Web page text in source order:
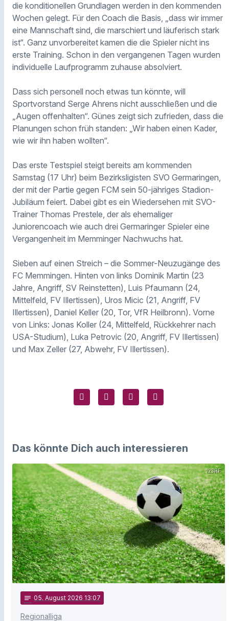
die konditionellen Grundlagen werden in den kommenden
Wochen gelegt. Für den Coach die Basis, „dass wir immer
eine Mannschaft sind, die marschiert und läuferisch stark
ist“. Ganz unvorbereitet kamen die die Spieler nicht ins
erste Training. Schon in den vergangenen Tagen wurden
individuelle Laufprogramm zuhause absolviert.
Dass sich personell noch etwas tun könnte, will
Sportvorstand Serge Ahrens nicht ausschließen und die
„Augen offenhalten“. Günes zeigt sich zufrieden, dass die
Planungen schon früh standen: „Wir haben einen Kader,
wie wir ihn haben wollten“.
Das erste Testspiel steigt bereits am kommenden
Samstag (17 Uhr) beim Bezirksligisten SVO Germaringen,
der mit der Partie gegen FCM sein 50-jähriges Stadion-
Jubiläum feiert. Dabei gibt es ein Wiedersehen mit SVO-
Trainer Thomas Prestele, der als ehemaliger
Juniorencoach wie auch drei Germaringer Spieler eine
Vergangenheit im Memminger Nachwuchs hat.
Sieben auf einen Streich – die Sommer-Neuzugänge des
FC Memmingen. Hinten von links Dominik Martin (23
Jahre, Angriff, SV Reinstetten), Luis Pfaumann (24,
Mittelfeld, FV Illertissen), Uros Micic (21, Angriff, FV
Illertissen), Daniel Keller (20, Tor, VfR Heilbronn). Vorne
von Links: Jonas Koller (24, Mittelfeld, Rückkehrer nach
USA-Studium), Luka Petrovic (20, Angriff, FV Illertissen)
und Max Zeller (27, Abwehr, FV Illertissen).
Das könnte Dich auch interessieren
123RF
notes 05. August 2026 13:07
Regionalliga